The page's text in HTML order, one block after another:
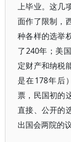
上毕业。这几
面作了限制，
种各样的选举
了240年；美
定财产和纳税
是在178年后
票，民国初的
直接、公开的
出国会两院的议